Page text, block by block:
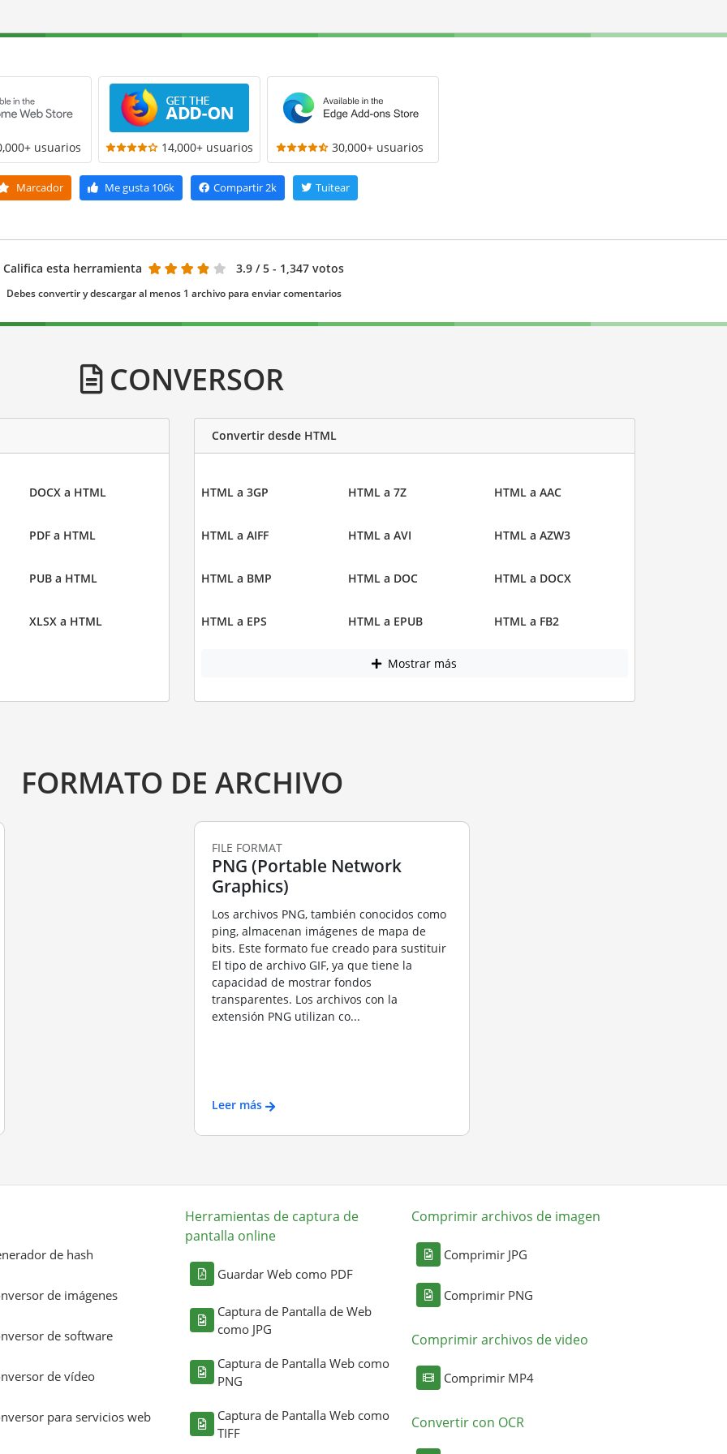
usuarios 14,000+ usuarios 30,000+ usuarios
Marcador Me gusta 106k Compartir2k Tuitear
Califica esta herramienta 3.9 / 5 - 1,347 votos
Debes convertir y descargar al menos 1 archivo para enviar comentarios
CONVERSOR
DOCX a HTML
PDF a HTML
PUB a HTML
XLSX a HTML
Convertir desde HTML
HTML a 3GP HTML a 7Z HTML a AAC
HTML a AIFF HTML a AVI HTML a AZW3
HTML a BMP HTML a DOC HTML a DOCX
HTML a EPS HTML a EPUB HTML a FB2
Mostrar más
FORMATO DE ARCHIVO
FILE FORMAT
PNG (Portable Network
Graphics)
Los archivos PNG, también conocidos como
ping, almacenan imágenes de mapa de
bits. Este formato fue creado para sustituir
El tipo de archivo GIF, ya que tiene la
capacidad de mostrar fondos
transparentes. Los archivos con la
extensión PNG utilizan co...
Leer más
de hash
de imágenes
de software
de vídeo
para servicios web
Herramientas de captura de
pantalla online
Guardar Web como PDF
Captura de Pantalla de Web
como JPG
Captura de Pantalla Web como
PNG
Captura de Pantalla Web como
TIFF
Comprimir archivos de imagen
Comprimir JPG
Comprimir PNG
Comprimir archivos de video
Comprimir MP4
Convertir con OCR